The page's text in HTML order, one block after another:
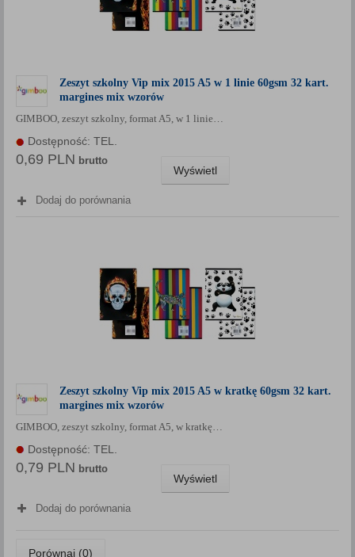
Zeszyt szkolny Vip mix 2015 A5 w 1 linie 60gsm 32 kart.
margines mix wzorów
GIMBOO, zeszyt szkolny, format A5, w 1 linie…
Dostępność: TEL.
0,69 PLN brutto
Wyświetl
Dodaj do porównania
Zeszyt szkolny Vip mix 2015 A5 w kratkę 60gsm 32 kart.
margines mix wzorów
GIMBOO, zeszyt szkolny, format A5, w kratkę…
Dostępność: TEL.
0,79 PLN brutto
Wyświetl
Dodaj do porównania
Porównaj (0)